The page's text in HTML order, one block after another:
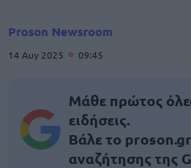
Proson Newsroom
14 Αυγ 2025 09:45
Μάθε πρώτος
ειδήσεις.
Βάλε το
αναζήτησης της